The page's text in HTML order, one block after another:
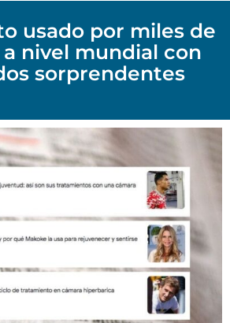
usado por miles de
a nivel mundial con
sorprendentes